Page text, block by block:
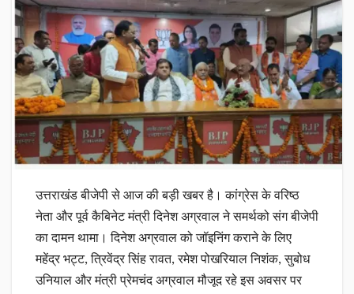
उत्तराखंड बीजेपी से आज की बड़ी खबर है। कांग्रेस के वरिष्ठ
नेता और पूर्व कैबिनेट मंत्री दिनेश अग्रवाल ने समर्थको संग बीजेपी
का दामन थामा। दिनेश अग्रवाल को जॉइनिंग कराने के लिए
महेंद्र भट्ट, त्रिवेंद्र सिंह रावत, रमेश पोखरियाल निशंक, सुबोध
उनियाल और मंत्री प्रेमचंद अग्रवाल मौजूद रहे इस अवसर पर